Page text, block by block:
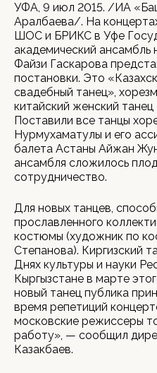
УФА, 9 июл 2015. /ИА
Аралбаева/. На
ШОС и БРИКС в Уфе
академический ансамбль
Файзи Гаскарова
постановки. Это
свадебный танец»,
китайский женский
Поставили все танцы
Нурмухаматулы и его
балета Астаны Айжан
ансамбля сложилось
сотрудничество.
Для новых танцев,
прославленного
костюмы (художник по
Степанова). Киргизский
Днях культуры и науки
Кыргызстане в марте
новый танец публика
время репетиций
московские режиссеры
работу», — сообщил
Казакбаев.